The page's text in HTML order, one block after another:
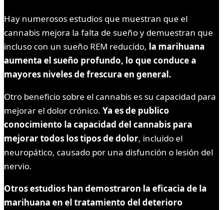
Hay numerosos estudios que muestran que el
cannabis mejora la falta de sueño y demuestran que
incluso con un sueño REM reducido, la marihuana
aumenta el sueño profundo, lo que conduce a
mayores niveles de frescura en general.
Otro beneficio sobre el cannabis es su capacidad para
mejorar el dolor crónico. Ya es de publico
conocimiento la capacidad del cannabis para
mejorar todos los tipos de dolor, incluido el
neuropático, causado por una disfunción o lesión del
nervio.
Otros estudios han demostraron la eficacia de la
marihuana en el tratamiento del deterioro